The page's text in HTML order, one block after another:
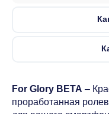
For Glory BETA –
проработанная